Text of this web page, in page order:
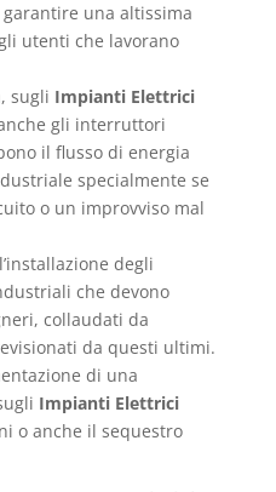
una altissima
utenti che lavorano
sugli Impianti Elettrici
gli interruttori
il flusso di energia
specialmente se
o un improvviso mal
degli
che devono
collaudati da
da questi ultimi.
di una
Impianti Elettrici
o anche il sequestro